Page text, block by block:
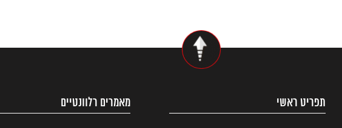
תפריט ראשי מאמרים רלוונטיים